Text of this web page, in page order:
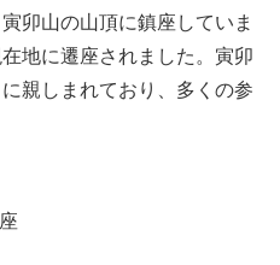
卯山の山頂に鎮座していま
地に遷座されました。寅卯
親しまれており、多くの参